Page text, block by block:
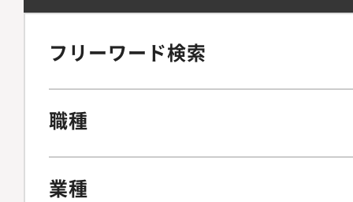
フリーワード検索
職種
業種